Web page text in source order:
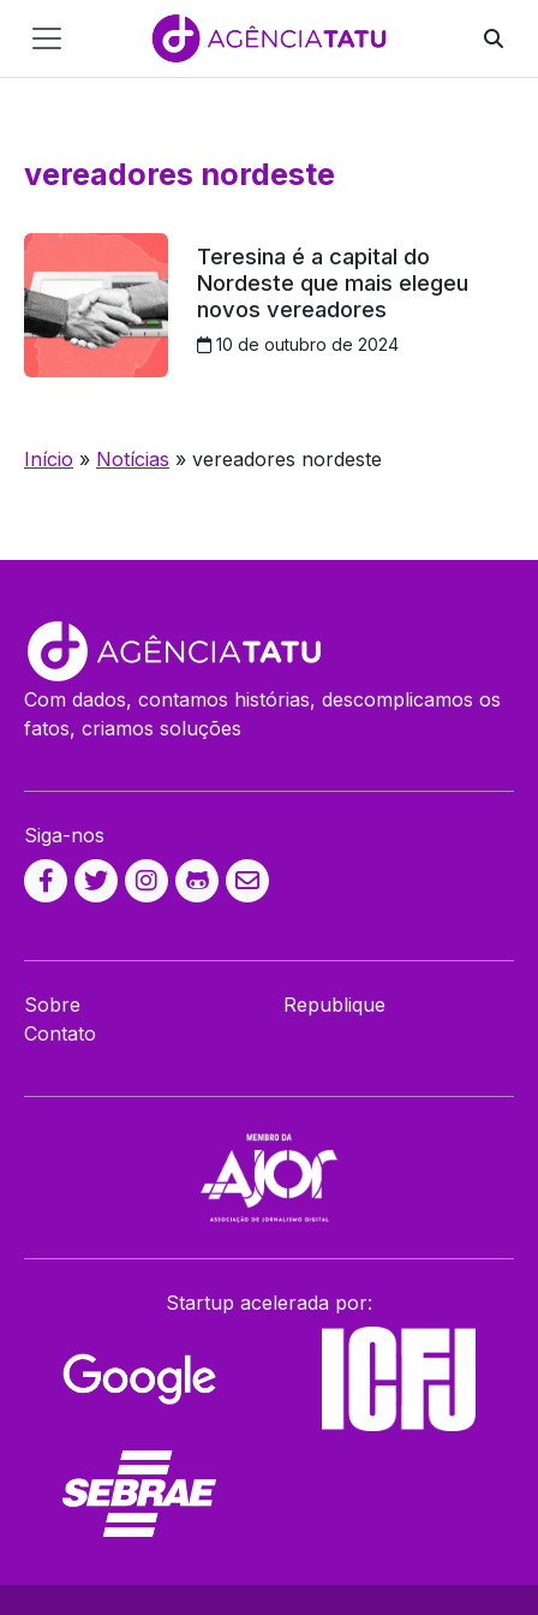
Main
Navigation
vereadores nordeste
Teresina é a capital do
Nordeste que mais elegeu
novos vereadores
10 de outubro de 2024
Início » Notícias » vereadores nordeste
Com dados, contamos histórias, descomplicamos os
fatos, criamos soluções
Siga-nos
Sobre
Contato
Republique
Startup acelerada por: